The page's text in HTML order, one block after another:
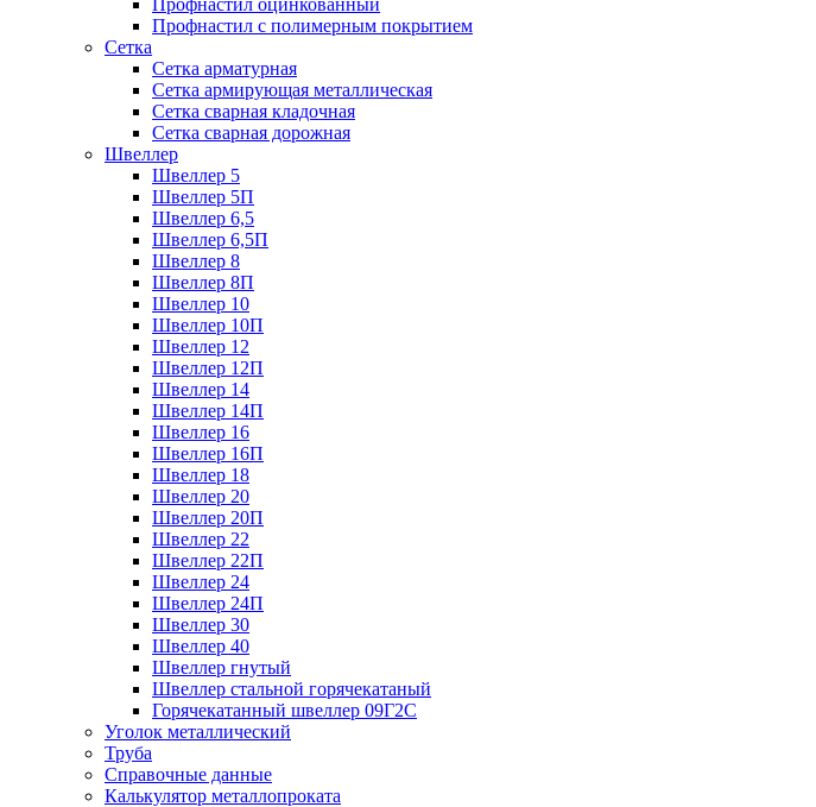
Профнастил оцинкованный
Профнастил с полимерным покрытием
Сетка
Сетка арматурная
Сетка армирующая металлическая
Сетка сварная кладочная
Сетка сварная дорожная
Швеллер
Швеллер 5
Швеллер 5П
Швеллер 6,5
Швеллер 6,5П
Швеллер 8
Швеллер 8П
Швеллер 10
Швеллер 10П
Швеллер 12
Швеллер 12П
Швеллер 14
Швеллер 14П
Швеллер 16
Швеллер 16П
Швеллер 18
Швеллер 20
Швеллер 20П
Швеллер 22
Швеллер 22П
Швеллер 24
Швеллер 24П
Швеллер 30
Швеллер 40
Швеллер гнутый
Швеллер стальной горячекатаный
Горячекатанный швеллер 09Г2С
Уголок металлический
Труба
Справочные данные
Калькулятор металлопроката